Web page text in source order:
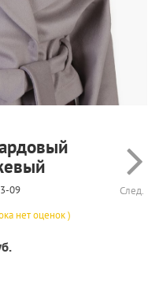
09 След.
нет оценок )